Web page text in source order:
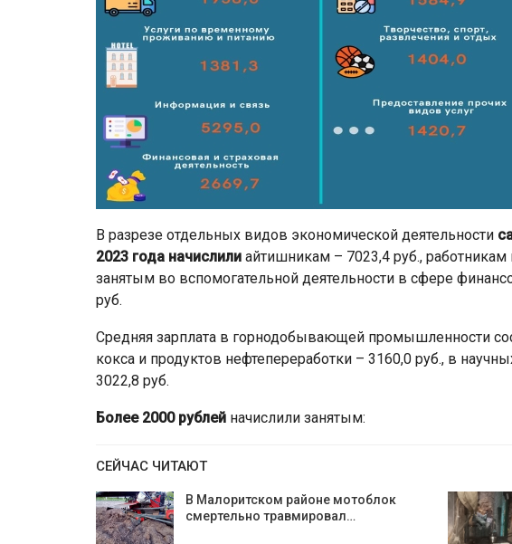
В разрезе отдельных видов экономической деятельности
2023 года начислили айтишникам – 7023,4 руб., работникам
занятым во вспомогательной деятельности в сфере
руб.
Средняя зарплата в горнодобывающей промышленности
кокса и продуктов нефтепереработки – 3160,0 руб., в
3022,8 руб.
Более 2000 рублей начислили занятым:
СЕЙЧАС ЧИТАЮТ
В Малоритском районе мотоблок
смертельно травмировал…